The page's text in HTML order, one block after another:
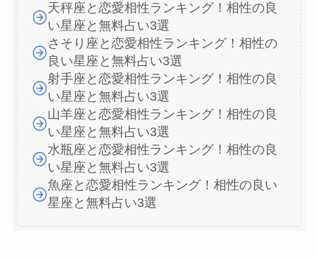
天秤座と恋愛相性ランキング！相性の良
い星座と無料占い3選
さそり座と恋愛相性ランキング！相性の
良い星座と無料占い3選
射手座と恋愛相性ランキング！相性の良
い星座と無料占い3選
山羊座と恋愛相性ランキング！相性の良
い星座と無料占い3選
水瓶座と恋愛相性ランキング！相性の良
い星座と無料占い3選
魚座と恋愛相性ランキング！相性の良い
星座と無料占い3選